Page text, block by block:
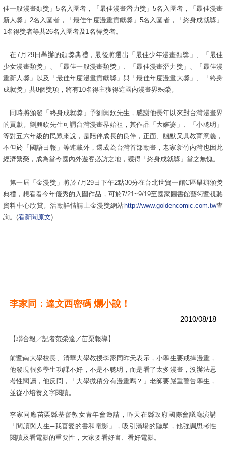
佳一般漫畫類獎」5名入圍者，「最佳漫畫潛力獎」5名入圍者，「最佳漫畫
新人獎」2名入圍者，「最佳年度漫畫貢獻獎」5名入圍者，「終身成就獎」
1名得獎者等共26名入圍者及1名得獎者。
在7月29日舉辦的頒獎典禮，最後將選出「最佳少年漫畫類獎」、「最佳
少女漫畫類獎」、「最佳一般漫畫類獎」、「最佳漫畫潛力獎」、「最佳漫
畫新人獎」以及「最佳年度漫畫貢獻獎」與「最佳年度漫畫大獎」、「終身
成就獎」共8個獎項，將有10名得主獲得這國內漫畫界殊榮。
同時將頒發「終身成就獎」予劉興欽先生，感謝他長年以來對台灣漫畫界
的貢獻。劉興欽先生可謂台灣漫畫界始祖，其作品「大嬸婆」、「小聰明」
等對五六年級的民眾來說，是陪伴成長的良伴，正面、幽默又具教育意義，
不但於「國語日報」等連載外，還成為台灣首部動畫，老家新竹內灣也因此
經濟繁榮，成為當今國內外遊客必訪之地，獲得「終身成就獎」當之無愧。
第一屆「金漫獎」將於7月29日下午2點30分在台北世貿一館C區舉辦頒獎
典禮，想看看今年優秀的入圍作品，可於7/21~9/19至國家圖書館藝術暨視聽
資料中心欣賞。活動詳情請上金漫獎網站 http://www.goldencomic.com.tw查
詢。(看新聞原文)
李家同：達文西密碼 爛小說！
2010/08/18
【聯合報╱記者范榮達／苗栗報導】
前暨南大學校長、清華大學教授李家同昨天表示，小學生要戒掉漫畫，
他發現很多學生功課不好，不是不聰明，而是看了太多漫畫，沒辦法思
考性閱讀，他反問，「大學微積分有漫畫嗎？」老師要嚴重警告學生，
並從小培養文字閱讀。
李家同應苗栗縣基督教女青年會邀請，昨天在縣政府國際會議廳演講
「閱讀與人生─我喜愛的書和電影」，吸引滿場的聽眾，他強調思考性
閱讀及看電影的重要性，大家要看好書、看好電影。